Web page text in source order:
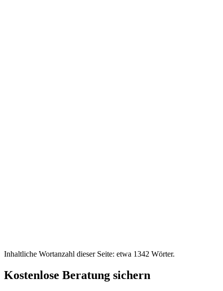
Inhaltliche Wortanzahl dieser Seite: etwa 1342 Wörter.
Kostenlose Beratung sichern